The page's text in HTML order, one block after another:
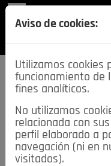
SECCIONES
Aviso de cookies:
Utilizamos cookies
funcionamiento de
fines analíticos.
No utilizamos
relacionada con
perfil elaborado a
navegación (ni en
visitados).